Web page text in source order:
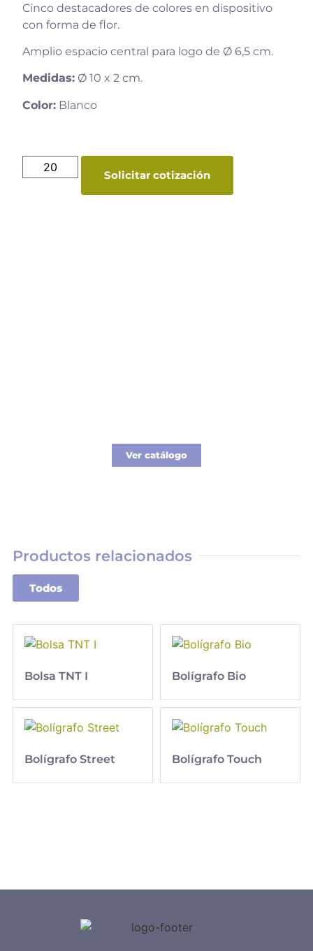
Cinco destacadores de colores en dispositivo
con forma de flor.
Amplio espacio central para logo de Ø 6,5 cm.
Medidas: Ø 10 x 2 cm.
Color: Blanco
Solicitar cotización
Ver catálogo
Productos relacionados
Todos
Bolsa TNT I Bolígrafo Bio
Bolígrafo Street Bolígrafo Touch